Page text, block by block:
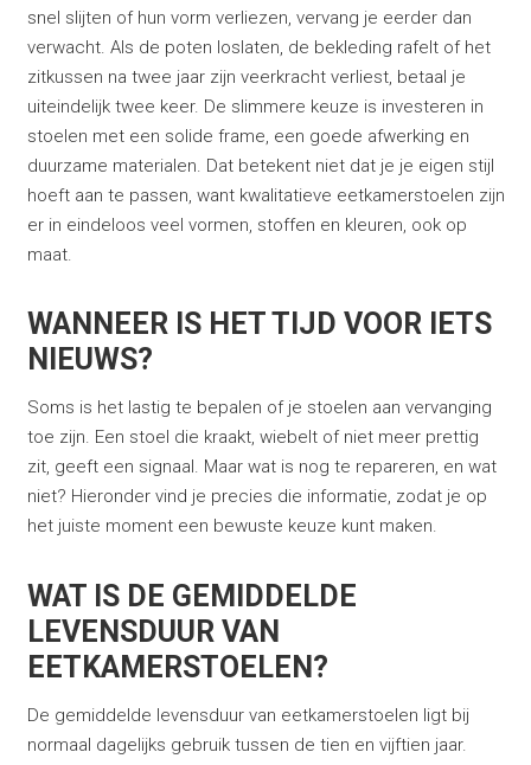
snel slijten of hun vorm verliezen, vervang je eerder dan
verwacht. Als de poten loslaten, de bekleding rafelt of het
zitkussen na twee jaar zijn veerkracht verliest, betaal je
uiteindelijk twee keer. De slimmere keuze is investeren in
stoelen met een solide frame, een goede afwerking en
duurzame materialen. Dat betekent niet dat je je eigen stijl
hoeft aan te passen, want kwalitatieve eetkamerstoelen zijn
er in eindeloos veel vormen, stoffen en kleuren, ook op
maat.
WANNEER IS HET TIJD VOOR IETS
NIEUWS?
Soms is het lastig te bepalen of je stoelen aan vervanging
toe zijn. Een stoel die kraakt, wiebelt of niet meer prettig
zit, geeft een signaal. Maar wat is nog te repareren, en wat
niet? Hieronder vind je precies die informatie, zodat je op
het juiste moment een bewuste keuze kunt maken.
WAT IS DE GEMIDDELDE
LEVENSDUUR VAN
EETKAMERSTOELEN?
De gemiddelde levensduur van eetkamerstoelen ligt bij
normaal dagelijks gebruik tussen de tien en vijftien jaar.